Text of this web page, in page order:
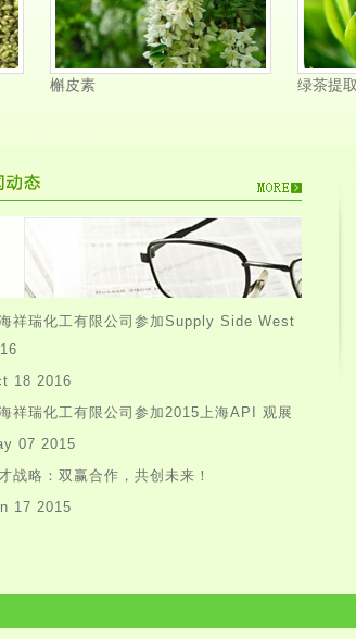
绿茶提取物
祥瑞化工有限公司参加Supply Side West
18 2016
祥瑞化工有限公司参加2015上海API 观展
07 2015
战略：双赢合作，共创未来！
17 2015